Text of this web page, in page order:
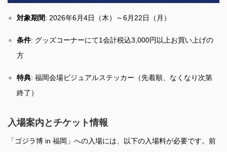
対象期間: 2026年6月4日（木）～6月22日（月）
条件: グッズコーナーにて1会計税込3,000円以上お買い上げの
方
特典: 福岡会場ビジュアルステッカー（先着順、なくなり次第
終了）
入場案内とチケット情報
「ゴジラ博 in 福岡」への入場には、以下の入場料が必要です。前